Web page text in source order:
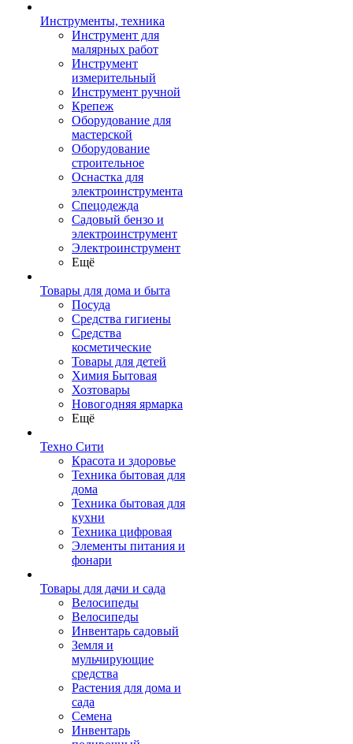
Инструменты, техника
Инструмент для
малярных работ
Инструмент
измерительный
Инструмент ручной
Крепеж
Оборудование для
мастерской
Оборудование
строительное
Оснастка для
электроинструмента
Спецодежда
Садовый бензо и
электроинструмент
Электроинструмент
Ещё
Товары для дома и быта
Посуда
Средства гигиены
Средства
косметические
Товары для детей
Химия Бытовая
Хозтовары
Новогодняя ярмарка
Ещё
Техно Сити
Красота и здоровье
Техника бытовая для
дома
Техника бытовая для
кухни
Техника цифровая
Элементы питания и
фонари
Товары для дачи и сада
Велосипеды
Велосипеды
Инвентарь садовый
Земля и
мульчирующие
средства
Растения для дома и
сада
Семена
Инвентарь